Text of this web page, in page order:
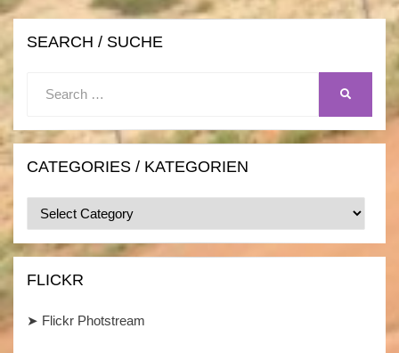
SEARCH / SUCHE
CATEGORIES / KATEGORIEN
Categories
/
Kategorien
FLICKR
➤ Flickr Photstream